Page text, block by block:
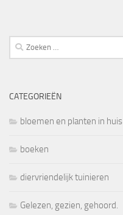
Zoeken
naar:
CATEGORIEËN
bloemen en planten in huis
boeken
diervriendelijk tuinieren
Gelezen, gezien, gehoord.